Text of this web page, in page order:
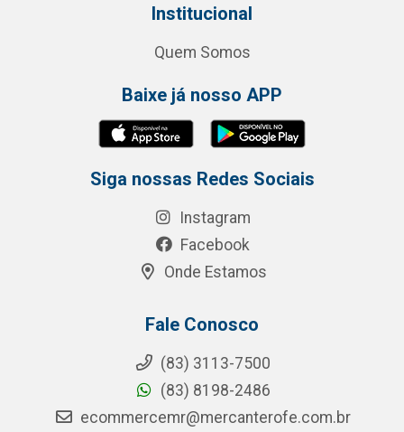
Institucional
Quem Somos
Baixe já nosso APP
Siga nossas Redes Sociais
Instagram
Facebook
Onde Estamos
Fale Conosco
(83) 3113-7500
(83) 8198-2486
ecommercemr@mercanterofe.com.br